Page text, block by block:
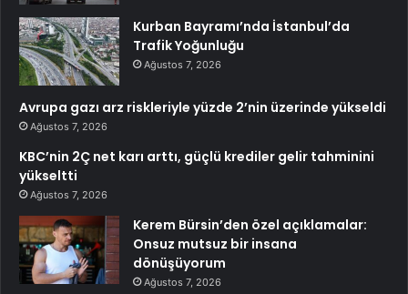
Kurban Bayramı’nda İstanbul’da
Trafik Yoğunluğu
Ağustos 7, 2026
Avrupa gazı arz riskleriyle yüzde 2’nin üzerinde yükseldi
Ağustos 7, 2026
KBC’nin 2Ç net karı arttı, güçlü krediler gelir tahminini
yükseltti
Ağustos 7, 2026
Kerem Bürsin’den özel açıklamalar:
Onsuz mutsuz bir insana
dönüşüyorum
Ağustos 7, 2026